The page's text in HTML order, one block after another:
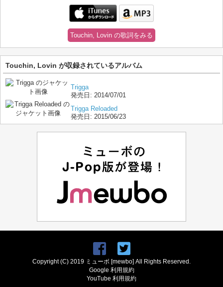
Touchin, Lovin の歌詞をみる
Touchin, Lovin が収録されているアルバム
Trigga
発売日: 2014/07/01
Trigga Reloaded
発売日: 2015/06/23
Copyright (C) 2019 ミューボ [mewbo] All Rights Reserved.
Google 利用規約
YouTube 利用規約